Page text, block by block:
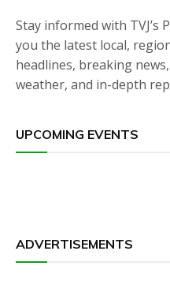
Stay informed with TVJ’s
you the latest local,
headlines, breaking
weather, and in-depth
UPCOMING EVENTS
ADVERTISEMENTS